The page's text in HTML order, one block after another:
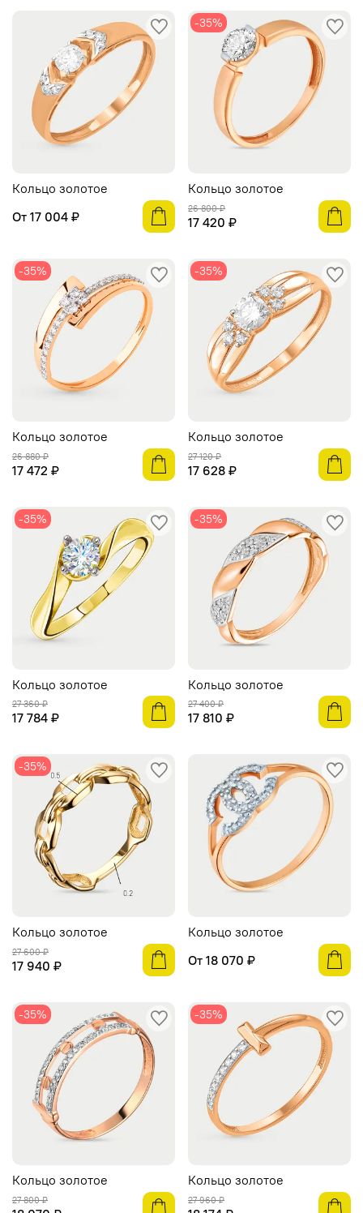
Кольцо золотое
От 17 004 ₽
-35%
Кольцо золотое
26 800 ₽
17 420 ₽
-35%
Кольцо золотое
26 880 ₽
17 472 ₽
-35%
Кольцо золотое
27 120 ₽
17 628 ₽
-35%
Кольцо золотое
27 360 ₽
17 784 ₽
-35%
Кольцо золотое
27 400 ₽
17 810 ₽
-35%
Кольцо золотое
27 600 ₽
17 940 ₽
Кольцо золотое
От 18 070 ₽
-35%
Кольцо золотое
27 800 ₽
-35%
Кольцо золотое
27 960 ₽